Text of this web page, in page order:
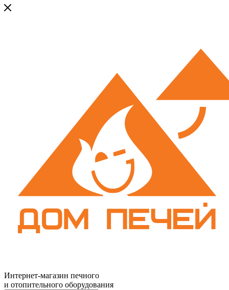
Интернет-магазин печного
и отопительного оборудования